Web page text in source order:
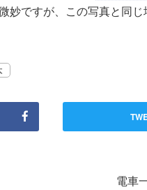
妙ですが、この写真と同じ
電車